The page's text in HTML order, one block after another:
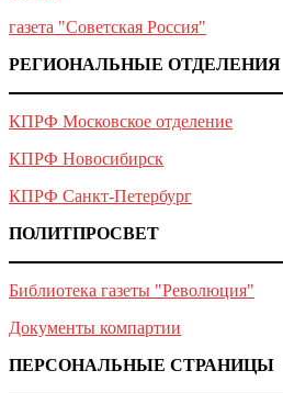
газета "Советская Россия"
РЕГИОНАЛЬНЫЕ ОТДЕЛЕНИЯ
КПРФ Московское отделение
КПРФ Новосибирск
КПРФ Санкт-Петербург
ПОЛИТПРОСВЕТ
Библиотека газеты "Революция"
Документы компартии
ПЕРСОНАЛЬНЫЕ СТРАНИЦЫ